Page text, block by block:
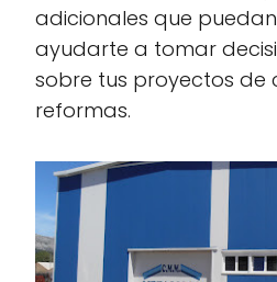
adicionales que
ayudarte a tomar
sobre tus proyectos de
reformas.